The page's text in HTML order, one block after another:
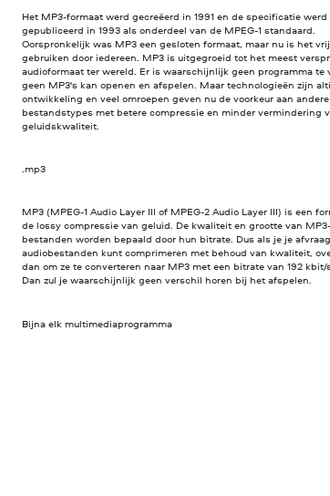
Het MP3-formaat werd gecreëerd in 1991 en de specificatie werd
gepubliceerd in 1993 als onderdeel van de MPEG-1 standaard.
Oorspronkelijk was MP3 een gesloten formaat, maar nu is het
gebruiken door iedereen. MP3 is uitgegroeid tot het meest
audioformaat ter wereld. Er is waarschijnlijk geen programma te
geen MP3's kan openen en afspelen. Maar technologieën zijn
ontwikkeling en veel omroepen geven nu de voorkeur aan andere
bestandstypes met betere compressie en minder vermindering
geluidskwaliteit.
.mp3
MP3 (MPEG-1 Audio Layer III of MPEG-2 Audio Layer III) is een
de lossy compressie van geluid. De kwaliteit en grootte van MP3-
bestanden worden bepaald door hun bitrate. Dus als je je
audiobestanden kunt comprimeren met behoud van kwaliteit,
dan om ze te converteren naar MP3 met een bitrate van 192 kbit/
Dan zul je waarschijnlijk geen verschil horen bij het afspelen.
Bijna elk multimediaprogramma